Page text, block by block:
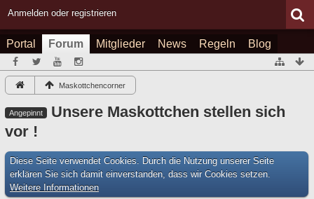
Anmelden oder registrieren
Portal Forum Mitglieder News Regeln Blog
Maskottchencorner
Angepinnt
Unsere Maskottchen stellen sich
vor !
Diese Seite verwendet Cookies. Durch die Nutzung unserer Seite
erklären Sie sich damit einverstanden, dass wir Cookies setzen.
Weitere Informationen